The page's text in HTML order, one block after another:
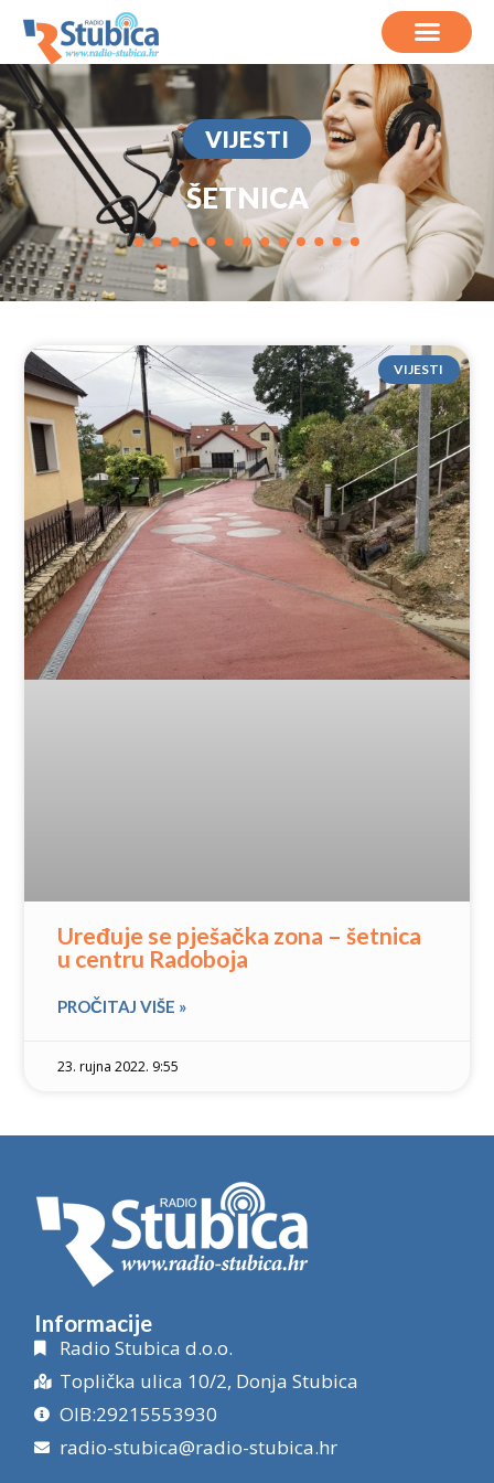
VIJESTI
ŠETNICA
VIJESTI
Uređuje se pješačka zona – šetnica
u centru Radoboja
PROČITAJ VIŠE »
23. rujna 2022. 9:55
Informacije
Radio Stubica d.o.o.
Toplička ulica 10/2, Donja Stubica
OIB:29215553930
radio-stubica@radio-stubica.hr